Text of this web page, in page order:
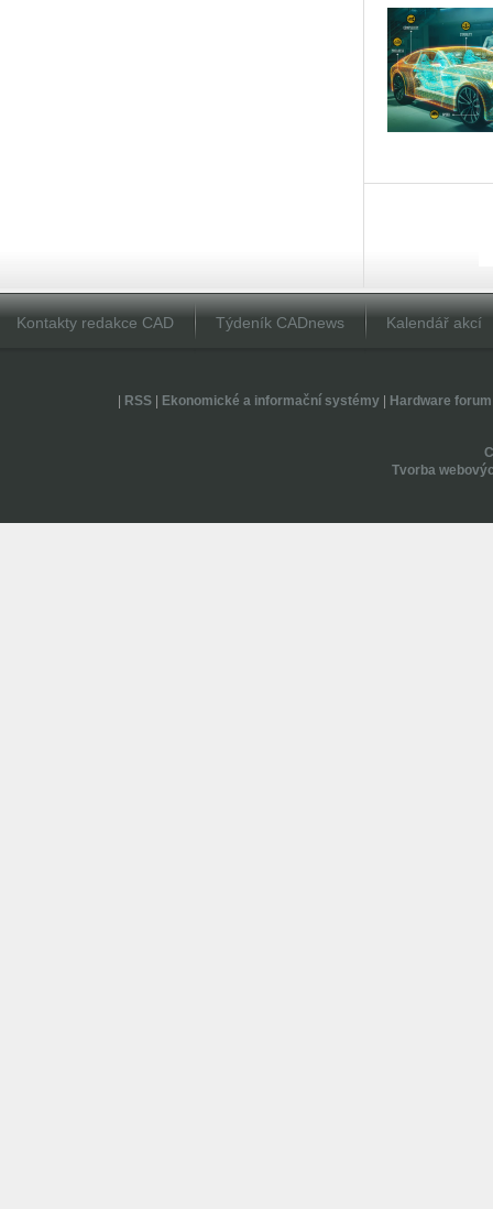
Kontakty redakce CAD Týdeník CADnews Kalendář akcí
RSS| Ekonomické a informační systémy| Hardware forum
Tvorba